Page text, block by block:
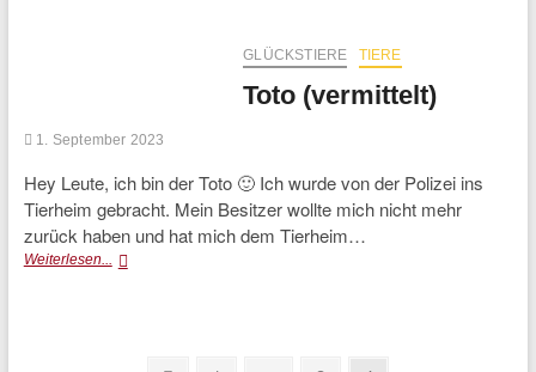
GLÜCKSTIERE TIERE
Toto (vermittelt)
1. September 2023
Hey Leute, ich bin der Toto 🙂 Ich wurde von der Polizei ins
Tierheim gebracht. Mein Besitzer wollte mich nicht mehr
zurück haben und hat mich dem Tierheim…
Weiterlesen... Toto